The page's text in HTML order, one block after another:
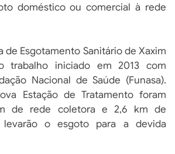
doméstico ou comercial à rede
de Esgotamento Sanitário de Xaxim
trabalho iniciado em 2013 com
Nacional de Saúde (Funasa).
Estação de Tratamento foram
de rede coletora e 2,6 km de
levarão o esgoto para a devida